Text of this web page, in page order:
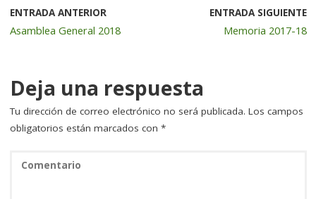
b
o
k
r dI
n
ENTRADA ANTERIOR
Asamblea General 2018
ENTRADA SIGUIENTE
Memoria 2017-18
Deja una respuesta
Tu dirección de correo electrónico no será publicada. Los campos
obligatorios están marcados con *